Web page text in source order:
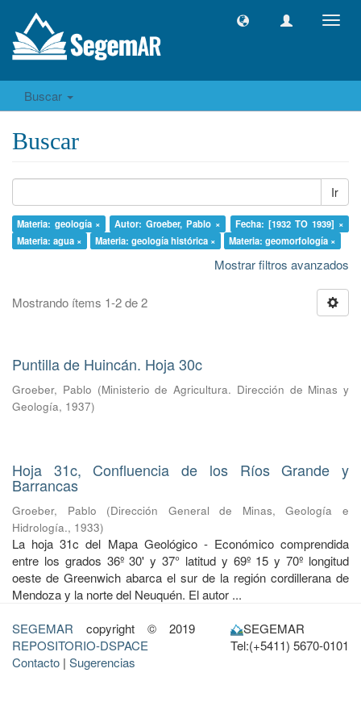
Buscar
Buscar
Ir
Materia: geología × Autor: Groeber, Pablo ×
Fecha: [1932 TO 1939] ×
Materia: agua ×
Materia: geología histórica × Materia: geomorfología ×
Mostrar filtros avanzados
Mostrando ítems 1-2 de 2
Puntilla de Huincán. Hoja 30c
Groeber, Pablo (Ministerio de Agricultura. Dirección de Minas y
Geología, 1937)
Hoja 31c, Confluencia de los Ríos Grande y
Barrancas
Groeber, Pablo (Dirección General de Minas, Geología e
Hidrología., 1933)
La hoja 31c del Mapa Geológico - Económico comprendida
entre los grados 36º 30' y 37° latitud y 69º 15 y 70º longitud
oeste de Greenwich abarca el sur de la región cordillerana de
Mendoza y la norte del Neuquén. El autor ...
SEGEMAR copyright © 2019
REPOSITORIO-DSPACE
Contacto | Sugerencias
SEGEMAR
Tel:(+5411) 5670-0101